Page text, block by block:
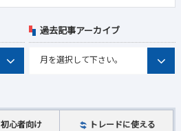
初心者向け トレードに使える
過去記事アーカイブ